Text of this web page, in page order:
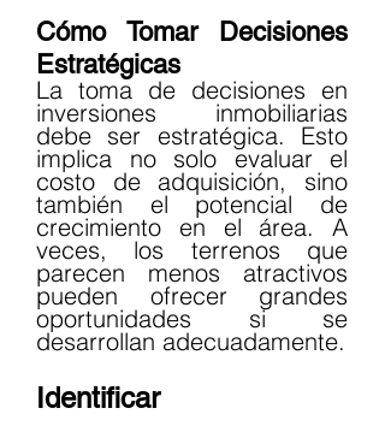
Cómo Tomar Decisiones
Estratégicas
La toma de decisiones en
inversiones inmobiliarias
debe ser estratégica. Esto
implica no solo evaluar el
costo de adquisición, sino
también el potencial de
crecimiento en el área. A
veces, los terrenos que
parecen menos atractivos
pueden ofrecer grandes
oportunidades si se
desarrollan adecuadamente.
Identificar